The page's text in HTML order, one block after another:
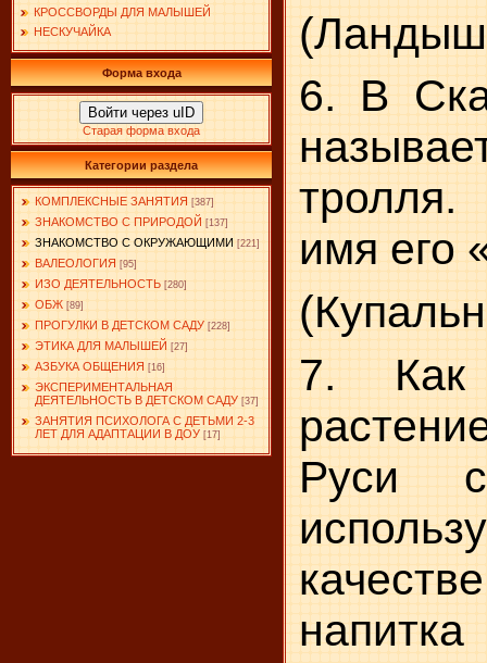
КРОССВОРДЫ ДЛЯ МАЛЫШЕЙ
НЕСКУЧАЙКА
Форма входа
Войти через uID
Старая форма входа
Категории раздела
КОМПЛЕКСНЫЕ ЗАНЯТИЯ [387]
ЗНАКОМСТВО С ПРИРОДОЙ [137]
ЗНАКОМСТВО С ОКРУЖАЮЩИМИ [221]
ВАЛЕОЛОГИЯ [95]
ИЗО ДЕЯТЕЛЬНОСТЬ [280]
ОБЖ [89]
ПРОГУЛКИ В ДЕТСКОМ САДУ [228]
ЭТИКА ДЛЯ МАЛЫШЕЙ [27]
АЗБУКА ОБЩЕНИЯ [16]
ЭКСПЕРИМЕНТАЛЬНАЯ
ДЕЯТЕЛЬНОСТЬ В ДЕТСКОМ САДУ [37]
ЗАНЯТИЯ ПСИХОЛОГА С ДЕТЬМИ 2-3
ЛЕТ ДЛЯ АДАПТАЦИИ В ДОУ [17]
6. В
имя его
7. Как
Руси